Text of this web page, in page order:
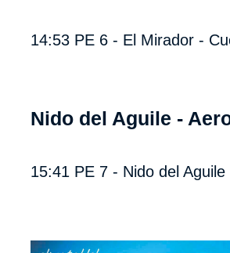
14:53 PE 6 - El Mirador -
Nido del Aguile -
15:41 PE 7 - Nido del